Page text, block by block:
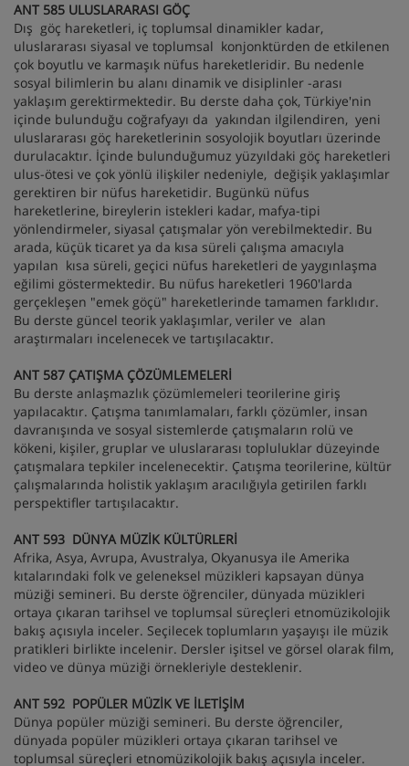
ANT 585 ULUSLARARASI GÖÇ
Dış göç hareketleri, iç toplumsal dinamikler kadar,
uluslararası siyasal ve toplumsal konjonktürden de etkilenen
çok boyutlu ve karmaşık nüfus hareketleridir. Bu nedenle
sosyal bilimlerin bu alanı dinamik ve disiplinler -arası
yaklaşım gerektirmektedir. Bu derste daha çok, Türkiye'nin
içinde bulunduğu coğrafyayı da yakından ilgilendiren, yeni
uluslararası göç hareketlerinin sosyolojik boyutları üzerinde
durulacaktır. İçinde bulunduğumuz yüzyıldaki göç hareketleri
ulus-ötesi ve çok yönlü ilişkiler nedeniyle, değişik yaklaşımlar
gerektiren bir nüfus hareketidir. Bugünkü nüfus
hareketlerine, bireylerin istekleri kadar, mafya-tipi
yönlendirmeler, siyasal çatışmalar yön verebilmektedir. Bu
arada, küçük ticaret ya da kısa süreli çalışma amacıyla
yapılan kısa süreli, geçici nüfus hareketleri de yaygınlaşma
eğilimi göstermektedir. Bu nüfus hareketleri 1960'larda
gerçekleşen "emek göçü" hareketlerinde tamamen farklıdır.
Bu derste güncel teorik yaklaşımlar, veriler ve alan
araştırmaları incelenecek ve tartışılacaktır.
ANT 587 ÇATIŞMA ÇÖZÜMLEMELERİ
Bu derste anlaşmazlık çözümlemeleri teorilerine giriş
yapılacaktır. Çatışma tanımlamaları, farklı çözümler, insan
davranışında ve sosyal sistemlerde çatışmaların rolü ve
kökeni, kişiler, gruplar ve uluslararası topluluklar düzeyinde
çatışmalara tepkiler incelenecektir. Çatışma teorilerine, kültür
çalışmalarında holistik yaklaşım aracılığıyla getirilen farklı
perspektifler tartışılacaktır.
ANT 593 DÜNYA MÜZİK KÜLTÜRLERİ
Afrika, Asya, Avrupa, Avustralya, Okyanusya ile Amerika
kıtalarındaki folk ve geleneksel müzikleri kapsayan dünya
müziği semineri. Bu derste öğrenciler, dünyada müzikleri
ortaya çıkaran tarihsel ve toplumsal süreçleri etnomüzikolojik
bakış açısıyla inceler. Seçilecek toplumların yaşayışı ile müzik
pratikleri birlikte incelenir. Dersler işitsel ve görsel olarak film,
video ve dünya müziği örnekleriyle desteklenir.
ANT 592 POPÜLER MÜZİK VE İLETİŞİM
Dünya popüler müziği semineri. Bu derste öğrenciler,
dünyada popüler müzikleri ortaya çıkaran tarihsel ve
toplumsal süreçleri etnomüzikolojik bakış açısıyla inceler.